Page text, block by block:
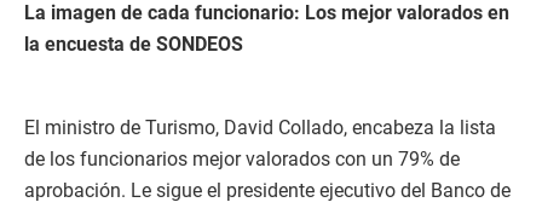
La imagen de cada funcionario: Los mejor valorados en
la encuesta de SONDEOS
El ministro de Turismo, David Collado, encabeza la lista
de los funcionarios mejor valorados con un 79% de
aprobación. Le sigue el presidente ejecutivo del Banco de